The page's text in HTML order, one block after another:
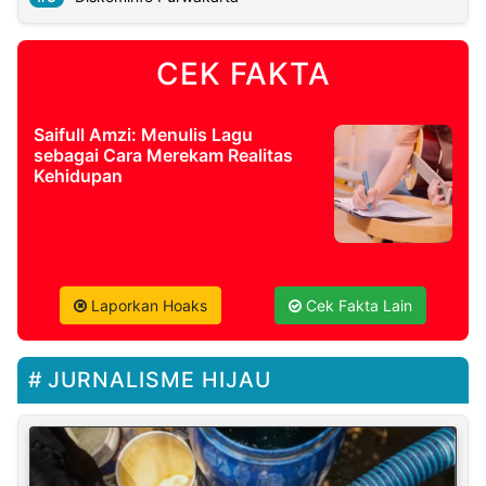
CEK FAKTA
Saifull Amzi: Menulis Lagu
sebagai Cara Merekam Realitas
Kehidupan
Laporkan Hoaks Cek Fakta Lain
JURNALISME HIJAU